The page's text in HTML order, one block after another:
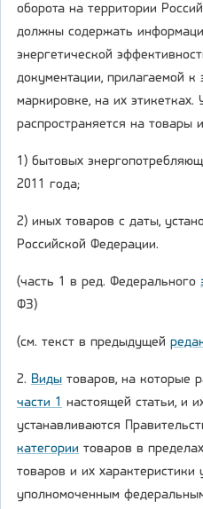
оборота на территории
должны содержать
энергетической
документации, прилагаемой к
маркировке, на их этикетках.
распространяется на товары
1) бытовых
2011 года;
2) иных товаров с даты,
Российской Федерации.
(часть 1 в ред. Федерального
ФЗ)
(см. текст в предыдущей
2. Виды товаров, на которые
части 1 настоящей статьи, и
устанавливаются
категории товаров в
товаров и их характеристики
уполномоченным